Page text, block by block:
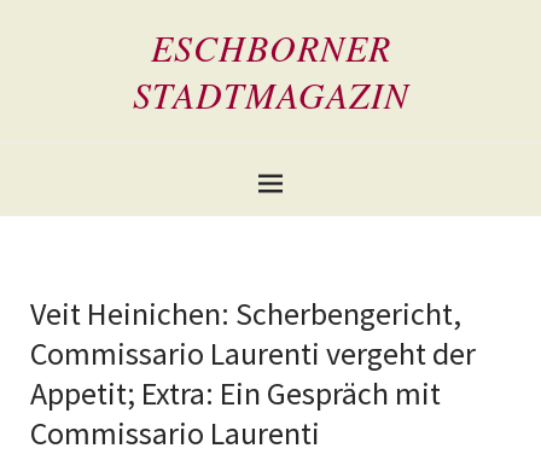
ESCHBORNER
STADTMAGAZIN
Veit Heinichen: Scherbengericht,
Commissario Laurenti vergeht der
Appetit; Extra: Ein Gespräch mit
Commissario Laurenti